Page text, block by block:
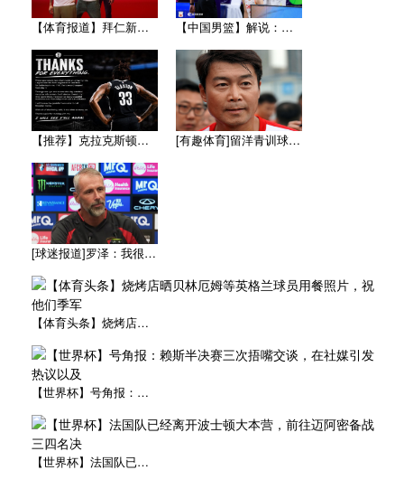
【体育报道】拜仁新赛季客场球衣：白色辅以蓝与红色，被誉为近年 【中国男篮】解说：杨瀚森8月为国出征没问题 因为后面两个窗口
【推荐】克拉克斯顿发文致谢篮网：感恩七年岁月 布鲁克林永远是 [有趣体育]留洋青训球员谈申思：不仅教会我踢球，更影响了我价
[球迷报道]罗泽：我很开心来到这里，球员的态度和球队的精神面
【体育头条】烧烤店晒贝林厄姆等英格兰球员用餐照片，祝他们季军
【世界杯】号角报：赖斯半决赛三次捂嘴交谈，在社媒引发热议以及
【世界杯】法国队已经离开波士顿大本营，前往迈阿密备战三四名决